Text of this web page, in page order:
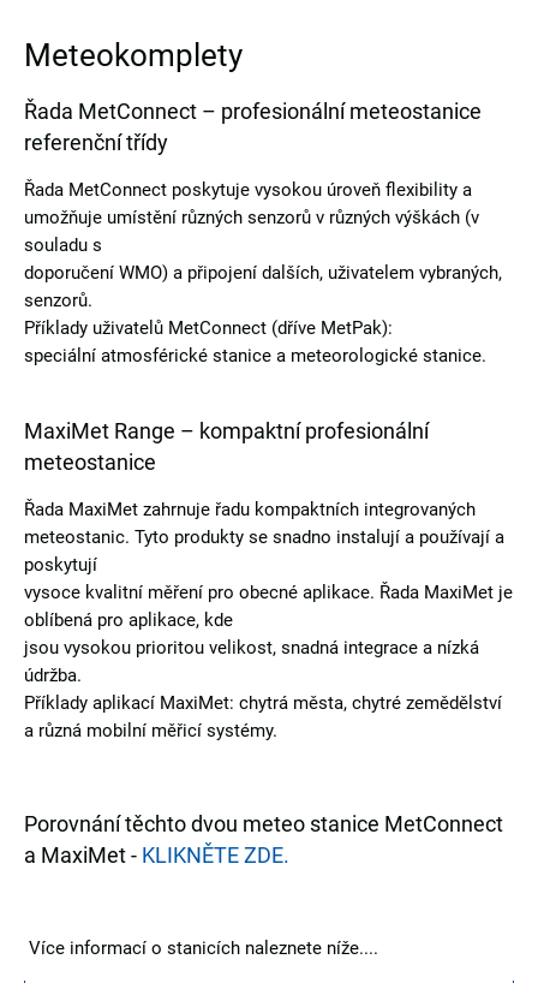
Meteokomplety
Řada MetConnect – profesionální meteostanice
referenční třídy
Řada MetConnect poskytuje vysokou úroveň flexibility a
umožňuje umístění různých senzorů v různých výškách (v
souladu s
doporučení WMO) a připojení dalších, uživatelem vybraných,
senzorů.
Příklady uživatelů MetConnect (dříve MetPak):
speciální atmosférické stanice a meteorologické stanice.
MaxiMet Range – kompaktní profesionální
meteostanice
Řada MaxiMet zahrnuje řadu kompaktních integrovaných
meteostanic. Tyto produkty se snadno instalují a používají a
poskytují
vysoce kvalitní měření pro obecné aplikace. Řada MaxiMet je
oblíbená pro aplikace, kde
jsou vysokou prioritou velikost, snadná integrace a nízká
údržba.
Příklady aplikací MaxiMet: chytrá města, chytré zemědělství
a různá mobilní měřicí systémy.
Porovnání těchto dvou meteo stanice MetConnect
a MaxiMet - KLIKNĚTE ZDE.
Více informací o stanicích naleznete níže....